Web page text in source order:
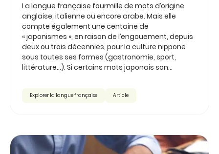
La langue française fourmille de mots d’origine
anglaise, italienne ou encore arabe. Mais elle
compte également une centaine de
« japonismes », en raison de l’engouement, depuis
deux ou trois décennies, pour la culture nippone
sous toutes ses formes (gastronomie, sport,
littérature...). Si certains mots japonais son...
Explorer la langue française Article